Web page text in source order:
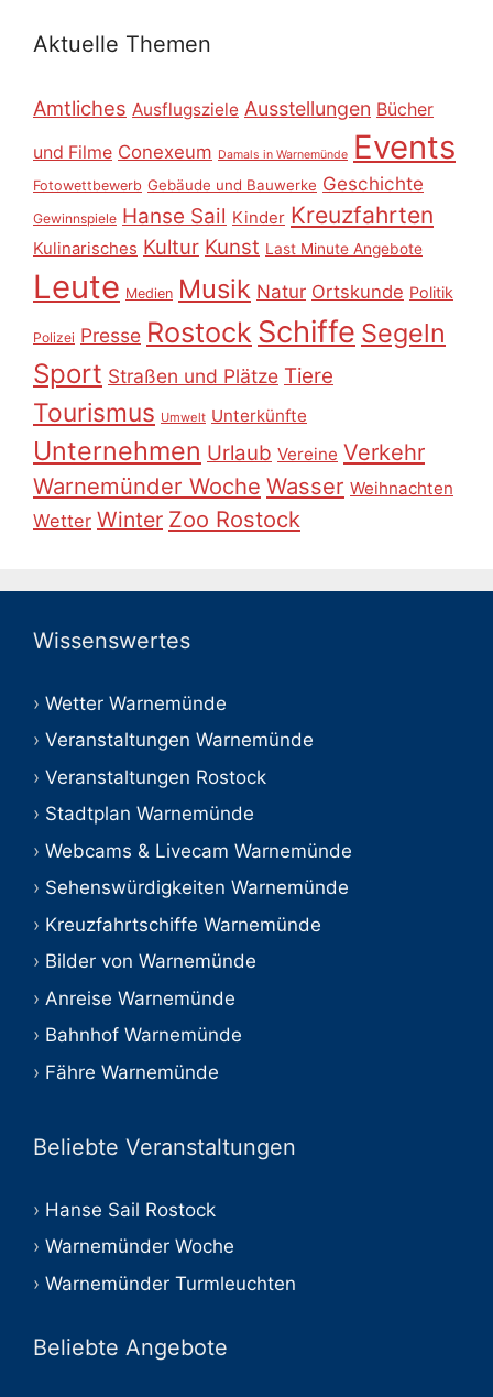
Aktuelle Themen
Amtliches Ausflugsziele Ausstellungen Bücher
und Filme Conexeum Damals in Warnemünde Events
Fotowettbewerb Gebäude und Bauwerke Geschichte
Gewinnspiele Hanse Sail Kinder Kreuzfahrten
Kulinarisches Kultur Kunst Last Minute Angebote
Leute Medien Musik Natur Ortskunde Politik
Polizei Presse Rostock Schiffe Segeln
Sport Straßen und Plätze Tiere
Tourismus Umwelt Unterkünfte
Unternehmen Urlaub Vereine Verkehr
Warnemünder Woche Wasser Weihnachten
Wetter Winter Zoo Rostock
Wissenswertes
Wetter Warnemünde
Veranstaltungen Warnemünde
Veranstaltungen Rostock
Stadtplan Warnemünde
Webcams & Livecam Warnemünde
Sehenswürdigkeiten Warnemünde
Kreuzfahrtschiffe Warnemünde
Bilder von Warnemünde
Anreise Warnemünde
Bahnhof Warnemünde
Fähre Warnemünde
Beliebte Veranstaltungen
Hanse Sail Rostock
Warnemünder Woche
Warnemünder Turmleuchten
Beliebte Angebote